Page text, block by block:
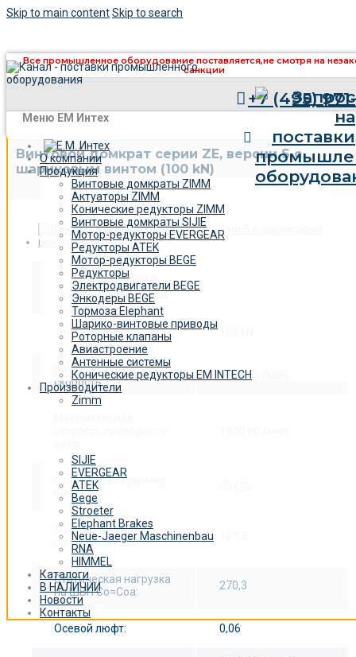
Skip to main contentSkip to search
×
Все промышленное оборудование поставляется,не смотря на
санкции
+7 (495)
Меню ЕМ Интех
О компании
Продукция
Винтовые домкраты ZIMM
Актуаторы ZIMM
Конические редукторы ZIMM
Винтовые домкраты SIJIE
Мотор-редукторы EVERGEAR
Редукторы ATEK
Мотор-редукторы BEGE
Редукторы
Электродвигатели BEGE
Энкодеры BEGE
Тормоза Elephant
Шарико-винтовые приводы
Роторные клапаны
Авиастроение
Антенные системы
Конические редукторы EM INTECH
Производители
Zimm
SIJIE
EVERGEAR
ATEK
Bege
Stroeter
Elephant Brakes
Neue-Jaeger Maschinenbau
RNA
HIMMEL
Каталоги
В НАЛИЧИИ
Новости
Контакты
Винтовой домкрат серии ZE, версии S c
шариковым винтом (100 kN)
Технические
характеристики
Типоразмер:
Номинальная
скорость:
1500 об./мин
Стандартный размер
винта:
Динамическая
нагрузка на ШВП:
Статическая нагрузка
на ШВП Co=Coa:
270,3
Осевой люфт: 0,06